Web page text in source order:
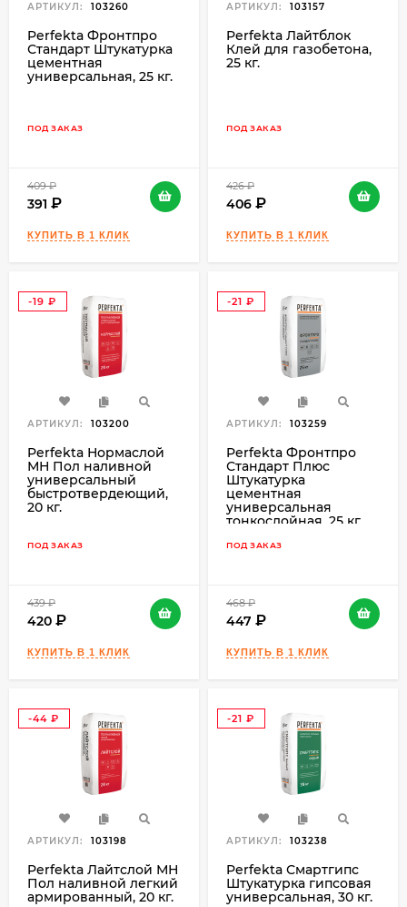
АРТИКУЛ: 103260
Perfekta Фронтпро
Стандарт Штукатурка
цементная
универсальная, 25 кг.
ПОД ЗАКАЗ
409
391
АРТИКУЛ: 103157
Perfekta Лайтблок
Клей для газобетона,
25 кг.
ПОД ЗАКАЗ
426
406
-19
АРТИКУЛ: 103200
Perfekta Нормаслой
МН Пол наливной
универсальный
быстротвердеющий,
20 кг.
ПОД ЗАКАЗ
439
420
-21
АРТИКУЛ: 103259
Perfekta Фронтпро
Стандарт Плюс
Штукатурка
цементная
универсальная
тонкослойная, 25 кг.
ПОД ЗАКАЗ
468
447
-44
АРТИКУЛ: 103198
Perfekta Лайтслой МН
Пол наливной легкий
армированный, 20 кг.
-21
АРТИКУЛ: 103238
Perfekta Смартгипс
Штукатурка гипсовая
универсальная, 30 кг.